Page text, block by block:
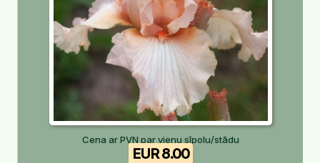
Cena ar PVN par vienu sīpolu/stādu
EUR 8.00